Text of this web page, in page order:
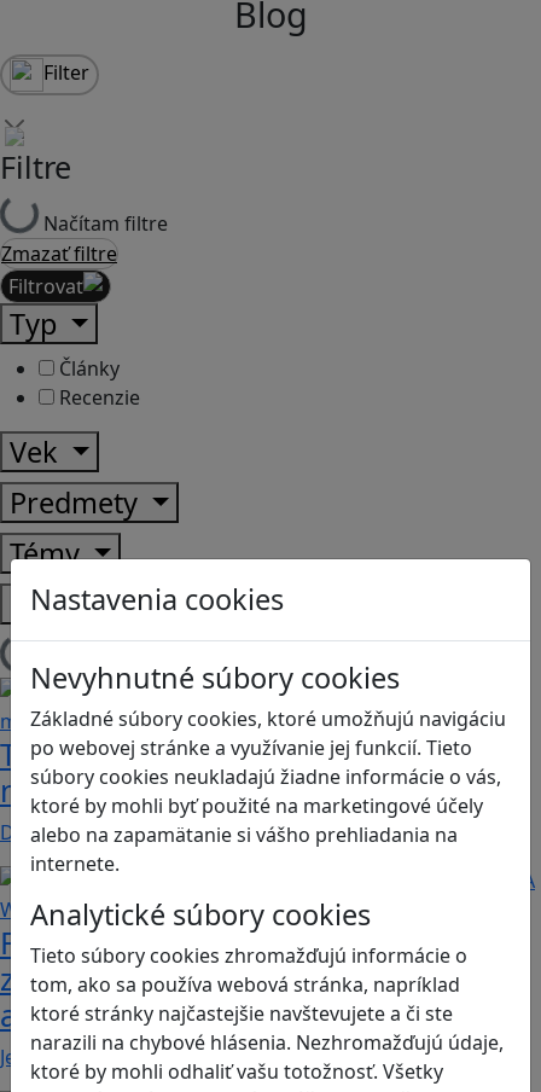
Nastavenia cookies
Nevyhnutné súbory cookies
Základné súbory cookies, ktoré umožňujú navigáciu
po webovej stránke a využívanie jej funkcií. Tieto
súbory cookies neukladajú žiadne informácie o vás,
ktoré by mohli byť použité na marketingové účely
alebo na zapamätanie si vášho prehliadania na
internete.
Analytické súbory cookies
Tieto súbory cookies zhromažďujú informácie o
tom, ako sa používa webová stránka, napríklad
ktoré stránky najčastejšie navštevujete a či ste
narazili na chybové hlásenia. Nezhromažďujú údaje,
ktoré by mohli odhaliť vašu totožnosť. Všetky
Blog
Filter
Filtre
Načítam filtre
Zmazať filtre
Filtrovať
Typ
Články
Recenzie
Vek
Predmety
Témy
Platformy
Načítam blogy
Tick Tock: A Tale for Tw‪o je hra s
netradičnou mechanikou spolupráce
Dvaja hráči simultánne lúštia bizarné logické…
Fotografujte zvieratká, aby ste
zachránili ostrov v Alba: A Wildlife
adventure
Jednoduchá hra, vhodná pre kohokoľvek z rodiny,…